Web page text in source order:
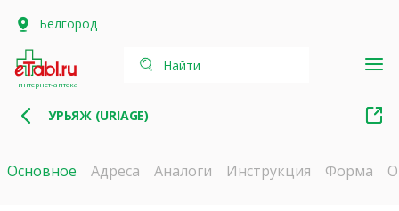
Белгород
интернет-аптека
Найти
УРЬЯЖ (URIAGE)
Основное Адреса Аналоги Инструкция Форма